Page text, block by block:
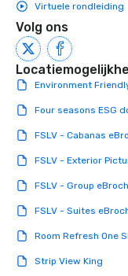
Virtuele rondleiding
Volg ons
Environment
Four seasons ESG
FSLV - Cabanas
FSLV - Exterior
FSLV - Group
FSLV - Suites
Room Refresh One
Strip View King